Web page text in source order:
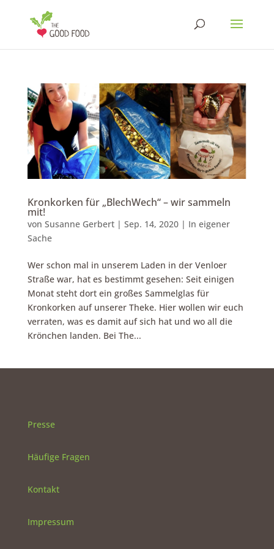
Kronkorken für „BlechWech“ – wir sammeln
mit!
von Susanne Gerbert| Sep. 14, 2020| In eigener
Sache
Wer schon mal in unserem Laden in der Venloer
Straße war, hat es bestimmt gesehen: Seit einigen
Monat steht dort ein großes Sammelglas für
Kronkorken auf unserer Theke. Hier wollen wir euch
verraten, was es damit auf sich hat und wo all die
Krönchen landen. Bei The...
Presse
Häufige Fragen
Kontakt
Impressum